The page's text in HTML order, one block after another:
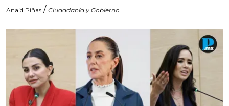
Anaid Piñas / Ciudadanía y Gobierno